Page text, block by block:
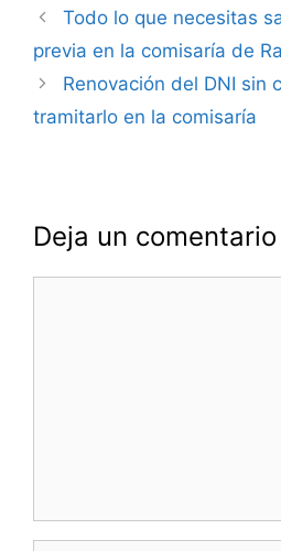
Navegación
entradas
Todo lo que necesitas
previa en la comisaría de
Renovación del DNI sin
tramitarlo en la comisaría
Deja un comentario